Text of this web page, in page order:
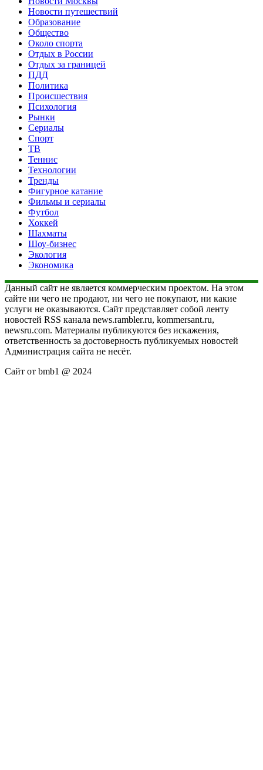
Новости путешествий
Образование
Общество
Около спорта
Отдых в России
Отдых за границей
ПДД
Политика
Происшествия
Психология
Рынки
Сериалы
Спорт
ТВ
Теннис
Технологии
Тренды
Фигурное катание
Фильмы и сериалы
Футбол
Хоккей
Шахматы
Шоу-бизнес
Экология
Экономика
Данный сайт не является коммерческим проектом. На этом
сайте ни чего не продают, ни чего не покупают, ни какие
услуги не оказываются. Сайт представляет собой ленту
новостей RSS канала news.rambler.ru, kommersant.ru,
newsru.com. Материалы публикуются без искажения,
ответственность за достоверность публикуемых новостей
Администрация сайта не несёт.
Сайт от bmb1 @ 2024